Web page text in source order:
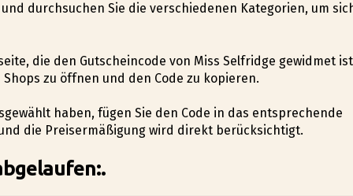
durchsuchen Sie die verschiedenen Kategorien, um
die den Gutscheincode von Miss Selfridge gewidmet
zu öffnen und den Code zu kopieren.
haben, fügen Sie den Code in das entsprechende
die Preisermäßigung wird direkt berücksichtigt.